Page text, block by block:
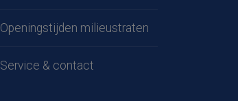
Openingstijden milieustraten
Service & contact